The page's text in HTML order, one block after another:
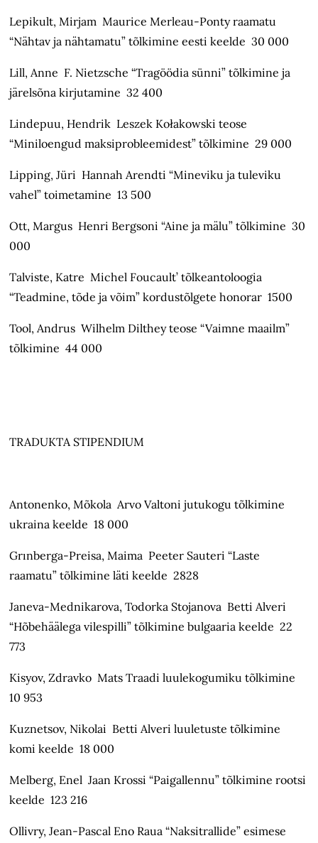
Lepikult, Mirjam Maurice Merleau-Ponty raamatu
“Nähtav ja nähtamatu” tõlkimine eesti keelde 30 000
Lill, Anne F. Nietzsche “Tragöödia sünni” tõlkimine ja
järelsõna kirjutamine 32 400
Lindepuu, Hendrik Leszek Kołakowski teose
“Miniloengud maksiprobleemidest” tõlkimine 29 000
Lipping, Jüri Hannah Arendti “Mineviku ja tuleviku
vahel” toimetamine 13 500
Ott, Margus Henri Bergsoni “Aine ja mälu” tõlkimine 30
000
Talviste, Katre Michel Foucault’ tõlkeantoloogia
“Teadmine, tõde ja võim” kordustõlgete honorar 1500
Tool, Andrus Wilhelm Dilthey teose “Vaimne maailm”
tõlkimine 44 000
TRADUKTA STIPENDIUM
Antonenko, Mõkola Arvo Valtoni jutukogu tõlkimine
ukraina keelde 18 000
Grınberga-Preisa, Maima Peeter Sauteri “Laste
raamatu” tõlkimine läti keelde 2828
Janeva-Mednikarova, Todorka Stojanova Betti Alveri
“Hõbehäälega vilespilli” tõlkimine bulgaaria keelde 22
773
Kisyov, Zdravko Mats Traadi luulekogumiku tõlkimine
10 953
Kuznetsov, Nikolai Betti Alveri luuletuste tõlkimine
komi keelde 18 000
Melberg, Enel Jaan Krossi “Paigallennu” tõlkimine rootsi
keelde 123 216
Ollivry, Jean-Pascal Eno Raua “Naksitrallide” esimese